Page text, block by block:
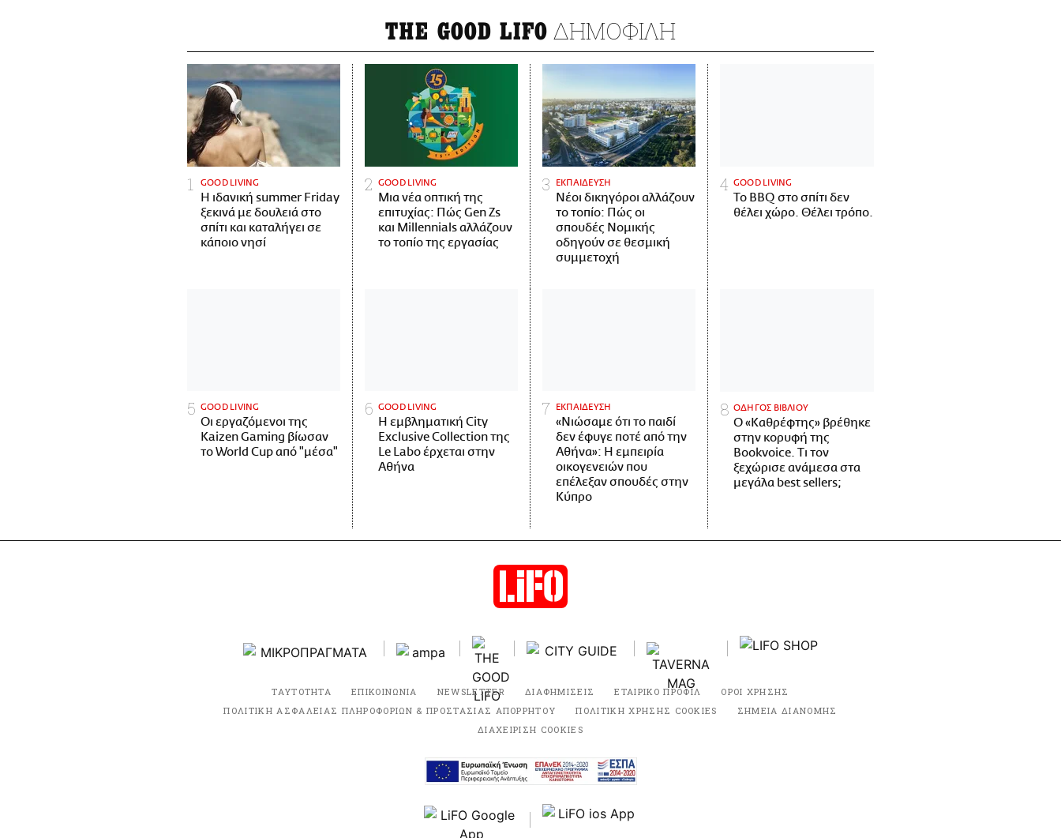
THE GOOD LIFO ΔΗΜΟΦΙΛΗ
GOOD LIVING
Η ιδανική summer Friday
ξεκινά με δουλειά στο
σπίτι και καταλήγει σε
κάποιο νησί
GOOD LIVING
Μια νέα οπτική της
επιτυχίας: Πώς Gen Zs
και Millennials αλλάζουν
το τοπίο της εργασίας
ΕΚΠΑΙΔΕΥΣΗ
Νέοι δικηγόροι αλλάζουν
το τοπίο: Πώς οι
σπουδές Νομικής
οδηγούν σε θεσμική
συμμετοχή
GOOD LIVING
Το BBQ στο σπίτι δεν
θέλει χώρο. Θέλει τρόπο.
GOOD LIVING
Οι εργαζόμενοι της
Kaizen Gaming βίωσαν
το World Cup από "μέσα"
GOOD LIVING
Η εμβληματική City
Exclusive Collection της
Le Labo έρχεται στην
Αθήνα
ΕΚΠΑΙΔΕΥΣΗ
«Νιώσαμε ότι το παιδί
δεν έφυγε ποτέ από την
Αθήνα»: Η εμπειρία
οικογενειών που
επέλεξαν σπουδές στην
Κύπρο
ΟΔΗΓΟΣ ΒΙΒΛΙΟΥ
Ο «Καθρέφτης» βρέθηκε
στην κορυφή της
Bookvoice. Τι τον
ξεχώρισε ανάμεσα στα
μεγάλα best sellers;
ΤΑΥΤΟΤΗΤΑ ΕΠΙΚΟΙΝΩΝΙΑ NEWSLETTER ΔΙΑΦΗΜΙΣΕΙΣ ΕΤΑΙΡΙΚΟ ΠΡΟΦΙΛ
ΟΡΟΙ ΧΡΗΣΗΣ
ΠΟΛΙΤΙΚΗ ΑΣΦΑΛΕΙΑΣ ΠΛΗΡΟΦΟΡΙΩΝ & ΠΡΟΣΤΑΣΙΑΣ ΑΠΟΡΡΗΤΟΥ
ΠΟΛΙΤΙΚΗ ΧΡΗΣΗΣ COOKIES
ΣΗΜΕΙΑ ΔΙΑΝΟΜΗΣ
ΔΙΑΧΕΙΡΙΣΗ COOKIES